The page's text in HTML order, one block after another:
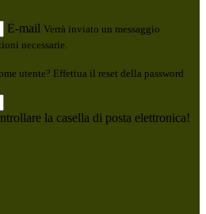
E-mail Verrà inviato un messaggio
necessarie.
utente? Effettua il reset della password
la casella di posta elettronica!